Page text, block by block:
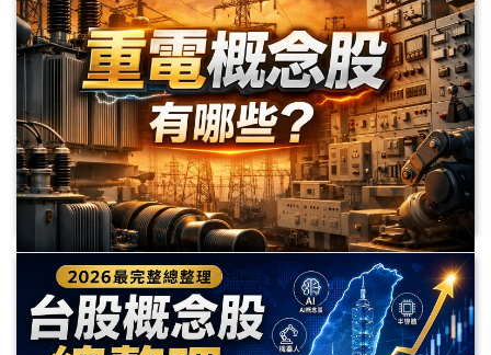
Meta Description 隨著 AI 資料中心快速擴建，電力需求成為下一個產業瓶
頸。本文整理 AI 電力概念股，包括重電設備、電網升級、HVDC、AI 電源、
BBU 備援電池、UPS 不斷電系統及電力ETF，解析華城（1519）、士電
（1503）、中興電（1513）、台達電（2308）、AES-KY（6781）、順達
（3211）等受惠方向。
重電概念股有哪些？台股重電供應鏈、強韌電網計畫與 AI 用電
題材完整解析
本文將完整整理 重電產業是什麼、台電強韌電網計畫、AI 用電題材、重電與
變壓器 / 電線電纜的關係，以及台股重電概念股完整表，幫助你一次看懂重電
概念股的完整投資地圖。